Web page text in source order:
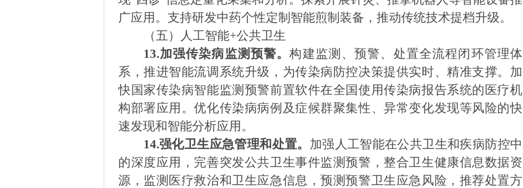
广应用。支持研发中药个性定制智能煎制装备，推动传统技术提档升级。
（五）人工智能+公共卫生
13.加强传染病监测预警。构建监测、预警、处置全流程闭环管理体
系，推进智能流调系统升级，为传染病防控决策提供实时、精准支撑。加
快国家传染病智能监测预警前置软件在全国使用传染病报告系统的医疗机
构部署应用。优化传染病病例及症候群聚集性、异常变化发现等风险的快
速发现和智能分析应用。
14.强化卫生应急管理和处置。 加强人工智能在公共卫生和疾病防控中
的深度应用，完善突发公共卫生事件监测预警，整合卫生健康信息数据资
源，监测医疗救治和卫生应急信息，预测预警卫生应急风险，推荐处置方